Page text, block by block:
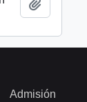
Admisión